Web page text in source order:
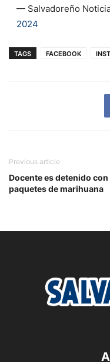
— Salvadoreño
2024
TAGS FACEBOOK
Previous article
Docente es detenido con
paquetes de marihuana